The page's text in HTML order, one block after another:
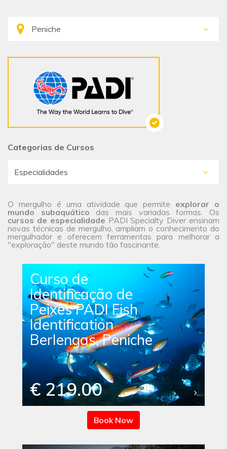
Categorias de Cursos
O mergulho é uma atividade que permite explorar o
mundo subaquático das mais variadas formas. Os
cursos de especialidade PADI Specialty Diver ensinam
novas técnicas de mergulho, ampliam o conhecimento do
mergulhador e oferecem ferramentas para melhorar a
"exploração" deste mundo tão fascinante.
Curso de
Identificação de
Peixes PADI Fish
Identification
Berlengas, Peniche
€ 219.00
Book Now